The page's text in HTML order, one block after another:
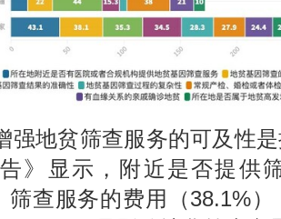
地贫筛查服务的可及性是
》显示，附近是否提供
筛查服务的费用（38.1%